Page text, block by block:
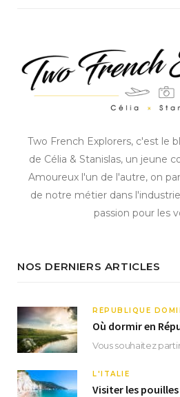
Two French Explorers, c'est le
de Célia & Stanislas, un jeune
Amoureux l'un de l'autre, on
de notre métier dans
passion pour les
NOS DERNIERS ARTICLES
RÉPUBLIQUE
Où dormir en
L'ITALIE
Visiter les